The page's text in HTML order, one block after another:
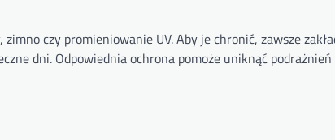
czy promieniowanie UV. Aby je chronić, zawsze
dni. Odpowiednia ochrona pomoże uniknąć